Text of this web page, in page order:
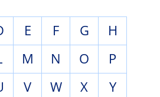
E F G
H
M N O
P
V W X
Y